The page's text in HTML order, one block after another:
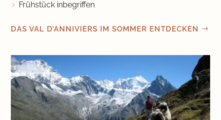
Frühstück inbegriffen
DAS VAL D’ANNIVIERS IM SOMMER ENTDECKEN